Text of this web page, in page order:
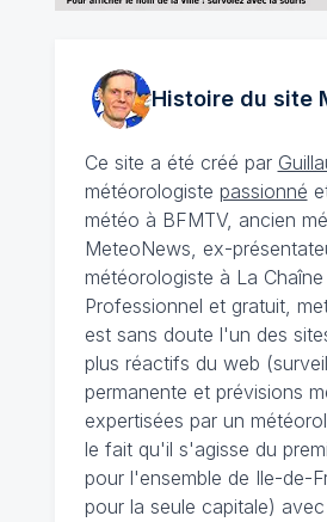
Histoire du site
Ce site a été créé par
météorologiste passionné
météo à BFMTV, ancien
MeteoNews, ex-
météorologiste à La
Professionnel et gratuit,
est sans doute l'un des
plus réactifs du web
permanente et prévisions
expertisées par un
le fait qu'il s'agisse du
pour l'ensemble de Ile-de-
pour la seule capitale)